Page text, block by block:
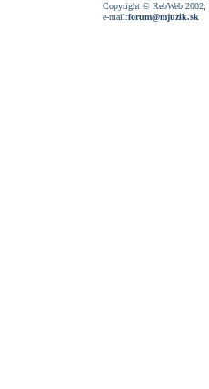
Copyright © RebWeb 2002;
e-mail:forum@mjuzik.sk